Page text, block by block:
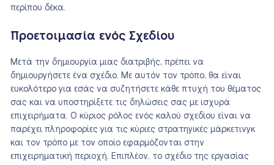
περίπου δέκα.
Προετοιμασία ενός Σχεδίου
Μετά την δημιουργία μιας διατριβής, πρέπει να
δημιουργήσετε ένα σχέδιο. Με αυτόν τον τρόπο, θα είναι
ευκολότερο για εσάς να συζητήσετε κάθε πτυχή του θέματος
σας και να υποστηρίξετε τις δηλώσεις σας με ισχυρά
επιχειρήματα. Ο κύριος ρόλος ενός καλού σχεδίου είναι να
παρέχει πληροφορίες για τις κύριες στρατηγικές μάρκετινγκ
και τον τρόπο με τον οποίο εφαρμόζονται στην
επιχειρηματική περιοχή. Επιπλέον, το σχέδιο της εργασίας